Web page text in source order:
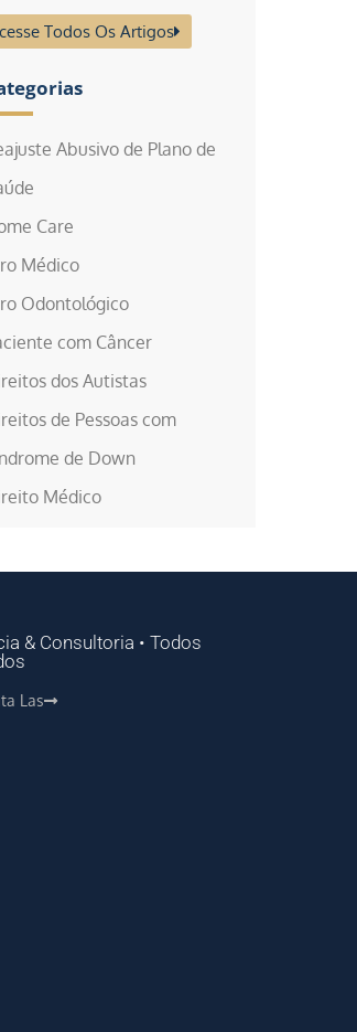
Todos Os Artigos
Abusivo de Plano de
Care
Médico
Odontológico
com Câncer
dos Autistas
de Pessoas com
de Down
Médico
& Consultoria • Todos
Las